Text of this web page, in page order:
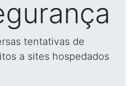
tentativas de
a sites hospedados